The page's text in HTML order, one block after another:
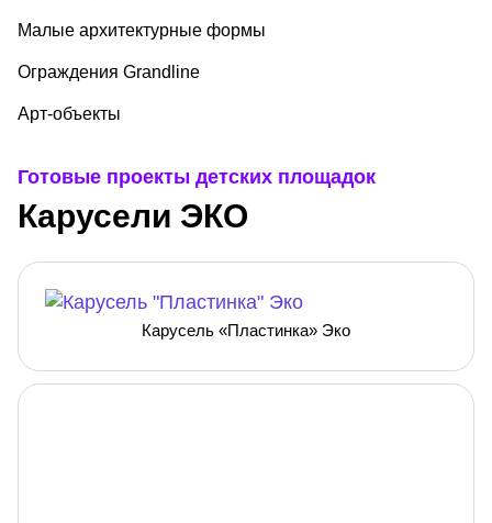
Малые архитектурные формы
Ограждения Grandline
Арт-объекты
Готовые проекты детских площадок
Карусели ЭКО
Карусель «Пластинка» Эко